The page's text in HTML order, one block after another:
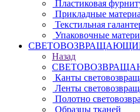
Пластиковая
Прикладные
Текстильная
Упаковочные
Назад
Канты
Ленты
Полотно
Образцы тканей